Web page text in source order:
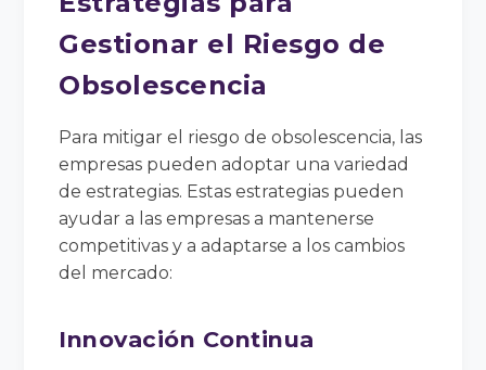
Gestionar el Riesgo de
Obsolescencia
Para mitigar el riesgo de obsolescencia, las
empresas pueden adoptar una variedad
de estrategias. Estas estrategias pueden
ayudar a las empresas a mantenerse
competitivas y a adaptarse a los cambios
del mercado:
Innovación Continua